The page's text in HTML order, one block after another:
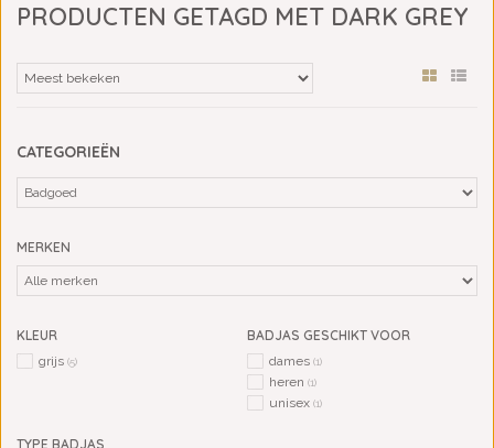
PRODUCTEN GETAGD MET DARK GREY
CATEGORIEËN
MERKEN
KLEUR
grijs (5)
BADJAS GESCHIKT VOOR
dames (1)
heren (1)
unisex (1)
TYPE BADJAS